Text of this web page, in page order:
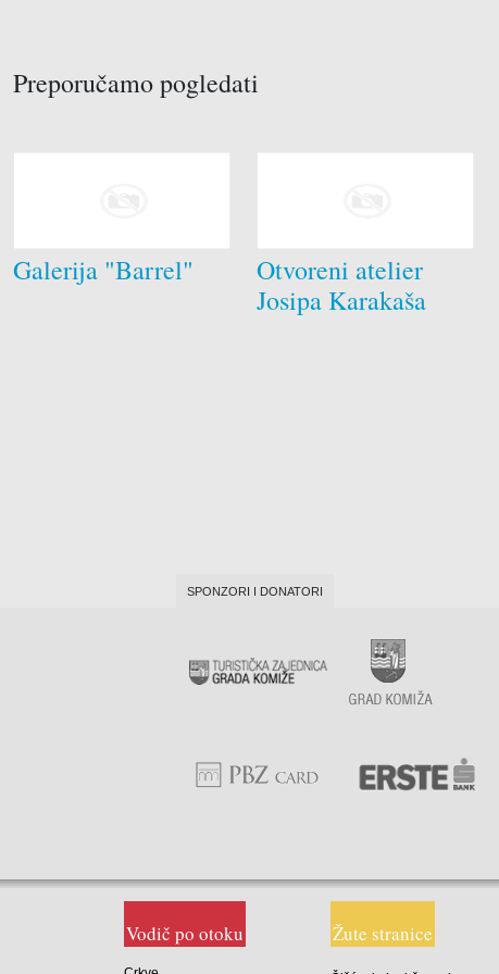
Preporučamo pogledati
Galerija "Barrel"
Otvoreni atelier
Josipa Karakaša
SPONZORI I DONATORI
Vodič po otoku Žute stranice